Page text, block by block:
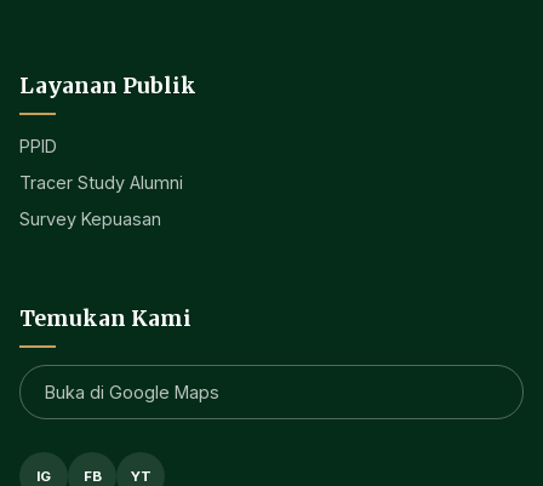
Layanan Publik
PPID
Tracer Study Alumni
Survey Kepuasan
Temukan Kami
Buka di Google Maps
IG FB YT